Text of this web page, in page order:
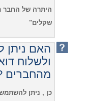
שקלים"
האם ניתן
ולשלוח
מהחברים
כן , ניתן